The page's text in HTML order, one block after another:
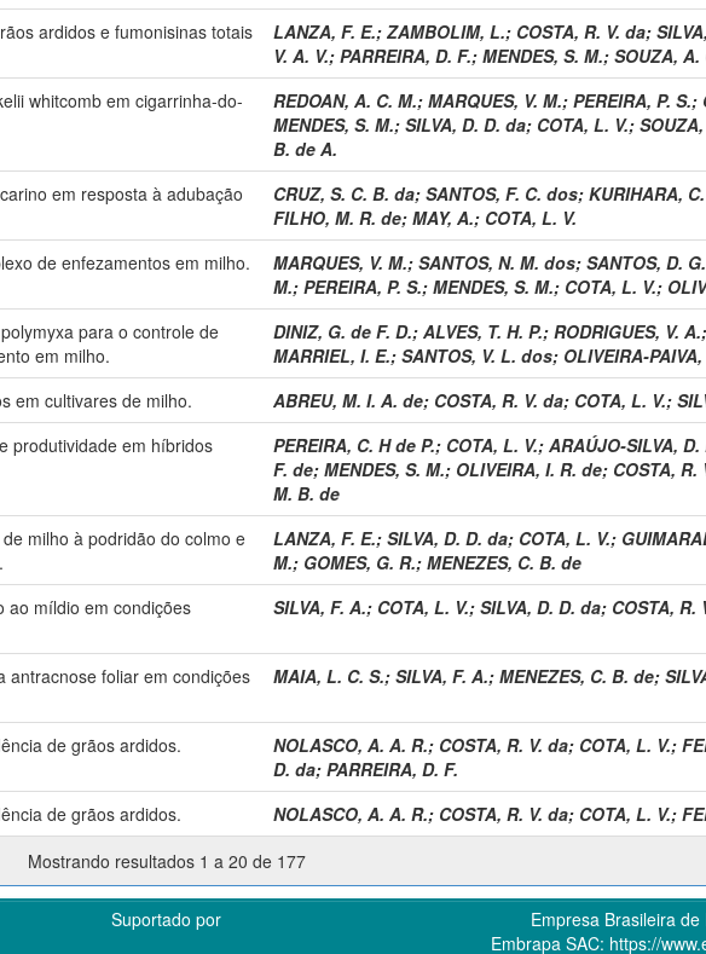
ardidos e fumonisinas totais
LANZA, F. E.; ZAMBOLIM, L.; COSTA, R. V. da;
V. A. V.; PARREIRA, D. F.; MENDES, S. M.; SOUZA, A.
whitcomb em cigarrinha-do-
REDOAN, A. C. M.; MARQUES, V. M.; PEREIRA, P. S.;
MENDES, S. M.; SILVA, D. D. da; COTA, L. V.;
B. de A.
em resposta à adubação
CRUZ, S. C. B. da; SANTOS, F. C. dos; KURIHARA,
FILHO, M. R. de; MAY, A.; COTA, L. V.
de enfezamentos em milho. MARQUES, V. M.; SANTOS, N. M. dos; SANTOS, D.
M.; PEREIRA, P. S.; MENDES, S. M.; COTA, L. V.;
para o controle de
em milho.
DINIZ, G. de F. D.; ALVES, T. H. P.; RODRIGUES, V. A.;
MARRIEL, I. E.; SANTOS, V. L. dos; OLIVEIRA-
em cultivares de milho. ABREU, M. I. A. de; COSTA, R. V. da; COTA, L. V.;
produtividade em híbridos
PEREIRA, C. H de P.; COTA, L. V.; ARAÚJO-SILVA, D.
F. de; MENDES, S. M.; OLIVEIRA, I. R. de; COSTA, R.
M. B. de
milho à podridão do colmo e
LANZA, F. E.; SILVA, D. D. da; COTA, L. V.;
M.; GOMES, G. R.; MENEZES, C. B. de
ao míldio em condições
SILVA, F. A.; COTA, L. V.; SILVA, D. D. da; COSTA, R.
antracnose foliar em condições
MAIA, L. C. S.; SILVA, F. A.; MENEZES, C. B. de;
de grãos ardidos. NOLASCO, A. A. R.; COSTA, R. V. da; COTA, L. V.;
D. da; PARREIRA, D. F.
de grãos ardidos. NOLASCO, A. A. R.; COSTA, R. V. da; COTA, L. V.;
Mostrando resultados 1 a 20 de 177
Suportado por
Empresa Brasileira
Embrapa SAC: https://